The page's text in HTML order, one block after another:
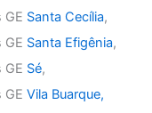
GE Santa Cecília,
GE Santa Efigênia,
GE Sé,
GEVila Buarque,